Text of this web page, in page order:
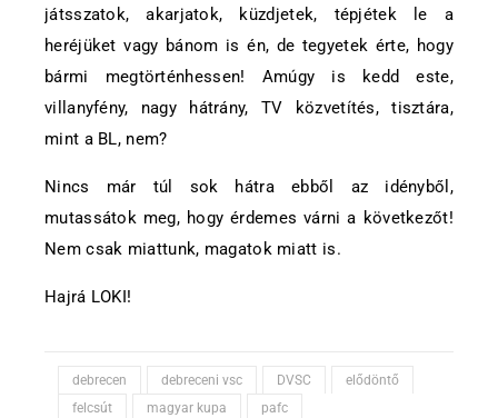
játsszatok, akarjatok, küzdjetek, tépjétek le a
heréjüket vagy bánom is én, de tegyetek érte, hogy
bármi megtörténhessen! Amúgy is kedd este,
villanyfény, nagy hátrány, TV közvetítés, tisztára,
mint a BL, nem?
Nincs már túl sok hátra ebből az idényből,
mutassátok meg, hogy érdemes várni a következőt!
Nem csak miattunk, magatok miatt is.
Hajrá LOKI!
debrecen debreceni vsc DVSC
elődöntő
felcsút
magyar kupa pafc